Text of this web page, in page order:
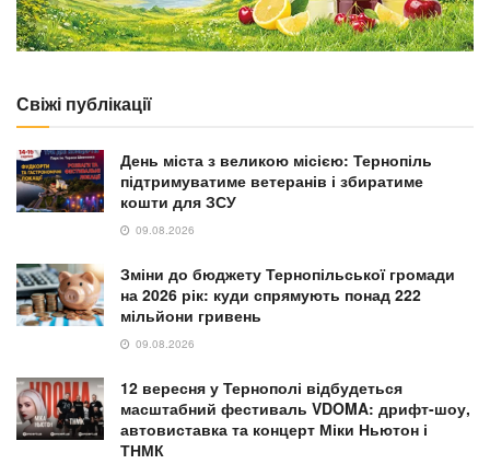
Свіжі публікації
День міста з великою місією: Тернопіль
підтримуватиме ветеранів і збиратиме
кошти для ЗСУ
09.08.2026
Зміни до бюджету Тернопільської громади
на 2026 рік: куди спрямують понад 222
мільйони гривень
09.08.2026
12 вересня у Тернополі відбудеться
масштабний фестиваль VDOMA: дрифт-шоу,
автовиставка та концерт Міки Ньютон і
ТНМК